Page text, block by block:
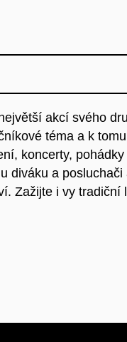
akcí svého
téma a k
koncerty,
diváku a
Zažijte i vy